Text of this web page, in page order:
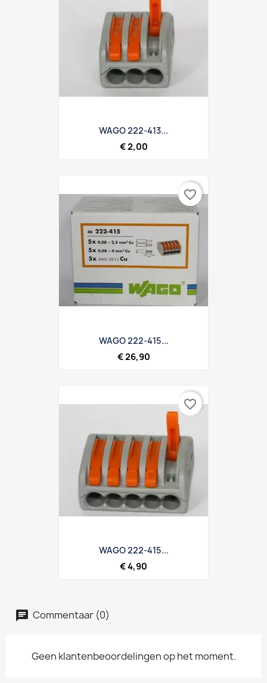
WAGO 222-413...
€ 2,00
WAGO 222-415...
€ 26,90
favorite_border
WAGO 222-415...
€ 4,90
favorite_border
Commentaar (0)
Geen klantenbeoordelingen op het moment.